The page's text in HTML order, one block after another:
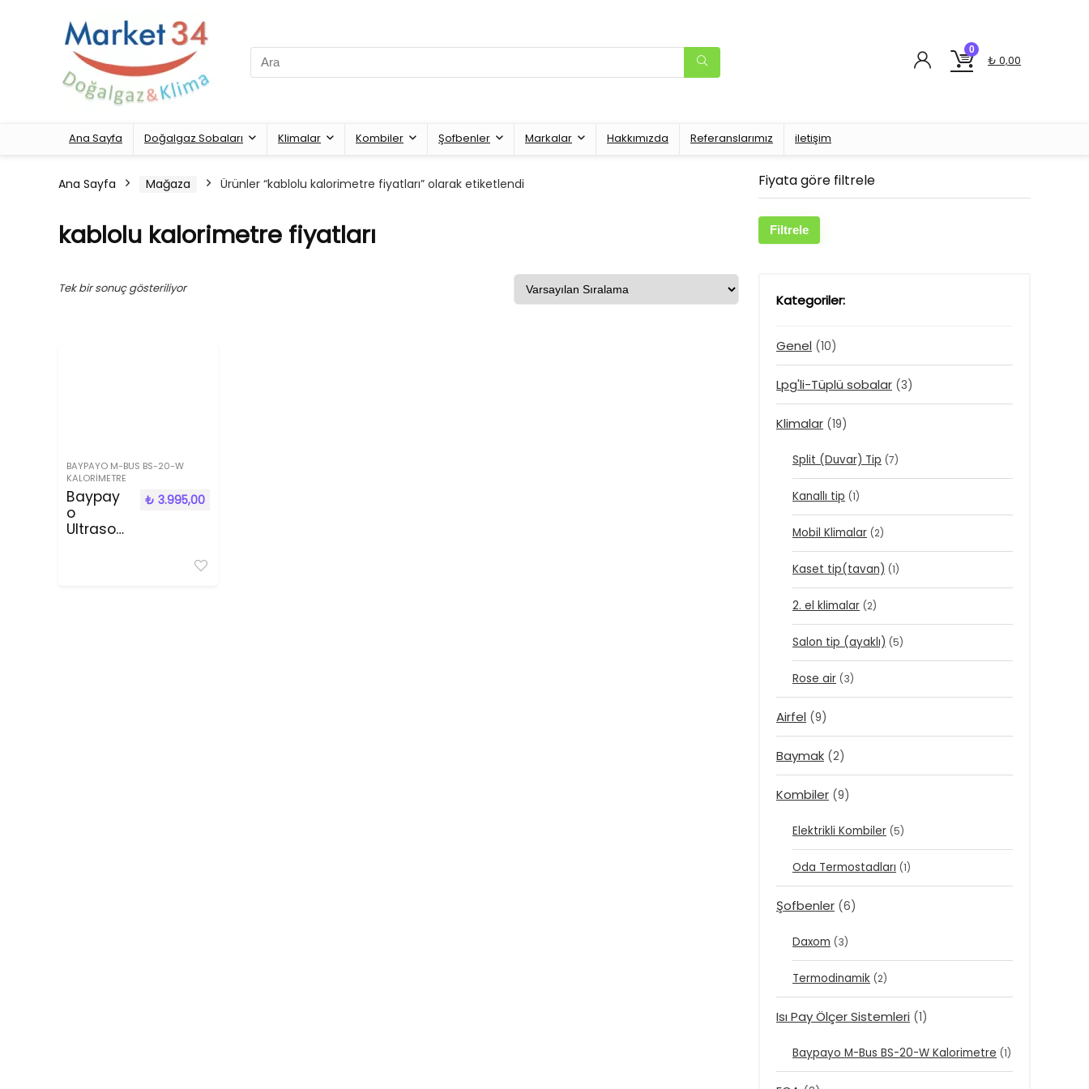
Search
for:
0
₺ 0,00
Ana Sayfa Doğalgaz Sobaları Klimalar Kombiler Şofbenler Markalar Hakkımızda Referanslarımız iletişim
Ana Sayfa Mağaza Ürünler “kablolu kalorimetre fiyatları” olarak etiketlendi
kablolu kalorimetre fiyatları
Tek bir sonuç gösteriliyor
BAYPAYO M-BUS BS-20-W
KALORIMETRE
Baypay
o
Ultrasoni
₺ 3.995,00
Fiyata göre filtrele
Filtrele
Kategoriler:
Genel (10)
Lpg'li-Tüplü sobalar (3)
Klimalar (19)
Split (Duvar) Tip (7)
Kanallı tip (1)
Mobil Klimalar (2)
Kaset tip(tavan) (1)
2. el klimalar (2)
Salon tip (ayaklı) (5)
Rose air (3)
Airfel (9)
Baymak (2)
Kombiler (9)
Elektrikli Kombiler (5)
Oda Termostadları (1)
Şofbenler (6)
Daxom (3)
Termodinamik (2)
Isı Pay Ölçer Sistemleri (1)
Baypayo M-Bus BS-20-W Kalorimetre (1)